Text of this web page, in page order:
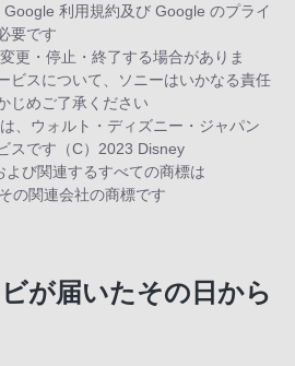
利用規約及び Google のプライ
要です
更・停止・終了する場合がありま
ビスについて、ソニーはいかなる責任
じめご了承ください
、ウォルト・ディズニー・ジャパン
スです（C）2023 Disney
び関連するすべての商標は
の関連会社の商標です
ビが届いたその日から